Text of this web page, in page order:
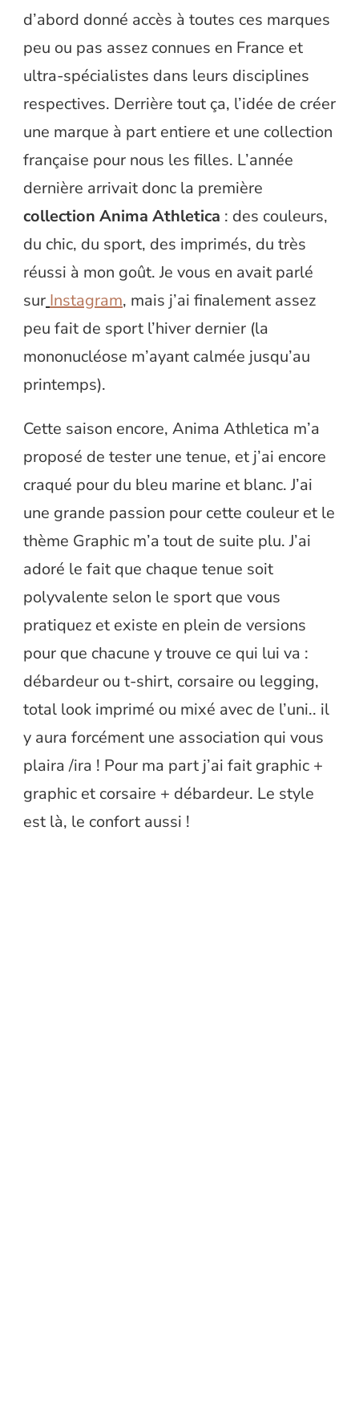
d’abord donné accès à toutes ces marques
peu ou pas assez connues en France et
ultra-spécialistes dans leurs disciplines
respectives. Derrière tout ça, l’idée de créer
une marque à part entiere et une collection
française pour nous les filles. L’année
dernière arrivait donc la première
collection Anima Athletica : des couleurs,
du chic, du sport, des imprimés, du très
réussi à mon goût. Je vous en avait parlé
sur Instagram, mais j’ai finalement assez
peu fait de sport l’hiver dernier (la
mononucléose m’ayant calmée jusqu’au
printemps).
Cette saison encore, Anima Athletica m’a
proposé de tester une tenue, et j’ai encore
craqué pour du bleu marine et blanc. J’ai
une grande passion pour cette couleur et le
thème Graphic m’a tout de suite plu. J’ai
adoré le fait que chaque tenue soit
polyvalente selon le sport que vous
pratiquez et existe en plein de versions
pour que chacune y trouve ce qui lui va :
débardeur ou t-shirt, corsaire ou legging,
total look imprimé ou mixé avec de l’uni.. il
y aura forcément une association qui vous
plaira /ira ! Pour ma part j’ai fait graphic +
graphic et corsaire + débardeur. Le style
est là, le confort aussi !